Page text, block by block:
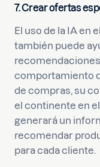
7. Crear ofertas
El uso de la IA en
también puede
comportamiento
de compras, su
el continente en el
generará un
recomendar
para cada cliente.